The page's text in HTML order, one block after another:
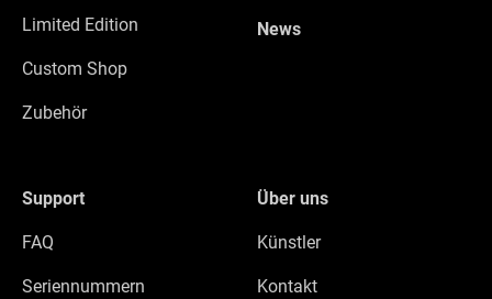
Limited Edition
Custom Shop
Zubehör
News
Support
FAQ
Seriennummern
Über uns
Künstler
Kontakt